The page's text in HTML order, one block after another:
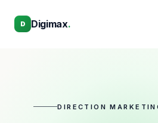
D Digimax.
DIRECTION